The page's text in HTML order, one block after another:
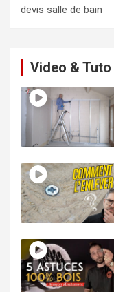
devis salle de bain
Video & Tuto